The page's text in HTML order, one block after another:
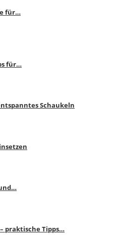
für…
für…
Schaukeln
praktische Tipps…